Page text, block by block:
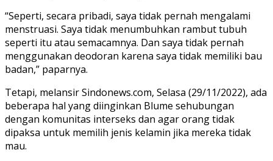
“Seperti, secara pribadi, saya tidak pernah mengalami
menstruasi. Saya tidak menumbuhkan rambut tubuh
seperti itu atau semacamnya. Dan saya tidak pernah
menggunakan deodoran karena saya tidak memiliki bau
badan,” paparnya.
Tetapi, melansir Sindonews.com, Selasa (29/11/2022), ada
beberapa hal yang diinginkan Blume sehubungan
dengan komunitas interseks dan agar orang tidak
dipaksa untuk memilih jenis kelamin jika mereka tidak
mau.